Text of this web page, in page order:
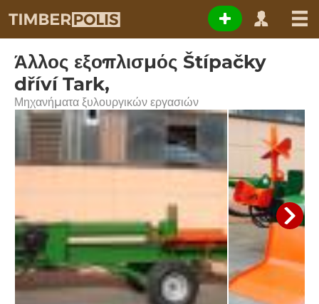
Άλλος εξοπλισμός Štípačky
dříví Tark,
Μηχανήματα ξυλουργικών εργασιών